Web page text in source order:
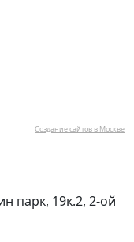
Создание сайтов в Москве
парк, 19к.2, 2-ой